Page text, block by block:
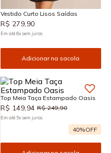
Vestido Curto Lisos Saídas
R$ 279,90
Em até6xsem juros
Adicionar na sacola
Top Meia Taça Estampado Oasis
R$ 149,94 R$ 249,90
Em até 5xsem juros
40%OFF